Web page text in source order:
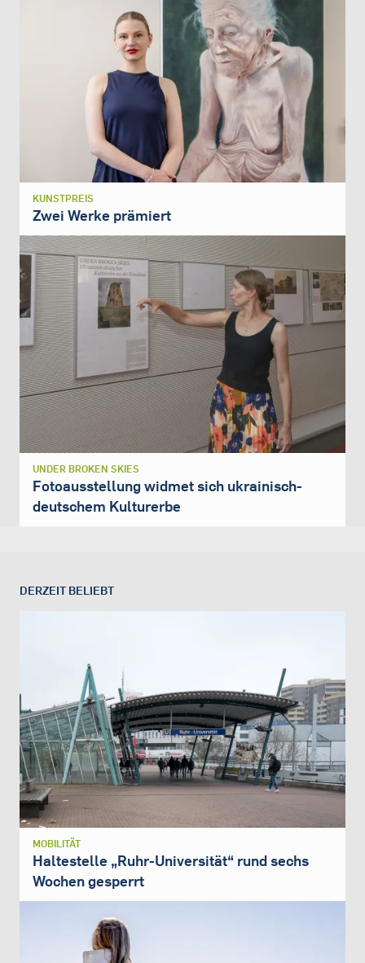
KUNSTPREIS
Zwei Werke prämiert
UNDER BROKEN SKIES
Fotoausstellung widmet sich ukrainisch-
deutschem Kulturerbe
DERZEIT BELIEBT
MOBILITÄT
Haltestelle „Ruhr-Universität“ rund sechs
Wochen gesperrt